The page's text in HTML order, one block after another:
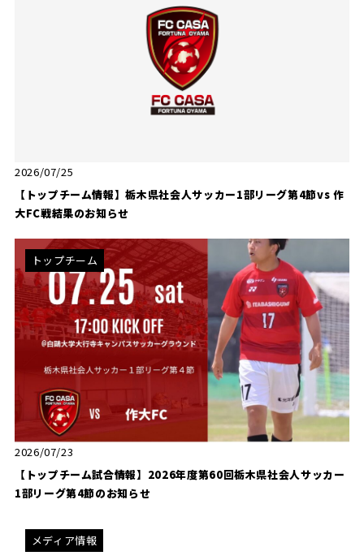
2026/07/25
【トップチーム情報】栃木県社会人サッカー1部リーグ第4節vs 作
大FC戦結果のお知らせ
トップチーム
2026/07/23
【トップチーム試合情報】2026年度第60回栃木県社会人サッカー
1部リーグ第4節のお知らせ
メディア情報